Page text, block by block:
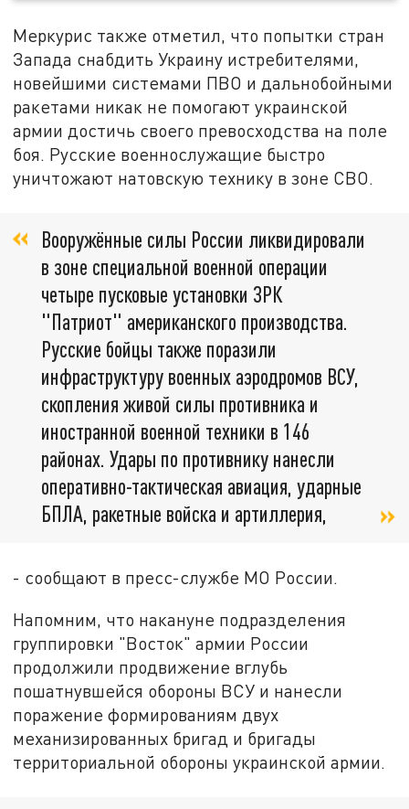
Меркурис также отметил, что попытки стран
Запада снабдить Украину истребителями,
новейшими системами ПВО и дальнобойными
ракетами никак не помогают украинской
армии достичь своего превосходства на поле
боя. Русские военнослужащие быстро
уничтожают натовскую технику в зоне СВО.
Вооружённые силы России ликвидировали
в зоне специальной военной операции
четыре пусковые установки ЗРК
"Патриот" американского производства.
Русские бойцы также поразили
инфраструктуру военных аэродромов ВСУ,
скопления живой силы противника и
иностранной военной техники в 146
районах. Удары по противнику нанесли
оперативно-тактическая авиация, ударные
БПЛА, ракетные войска и артиллерия,
- сообщают в пресс-службе МО России.
Напомним, что накануне подразделения
группировки "Восток" армии России
продолжили продвижение вглубь
пошатнувшейся обороны ВСУ и нанесли
поражение формированиям двух
механизированных бригад и бригады
территориальной обороны украинской армии.